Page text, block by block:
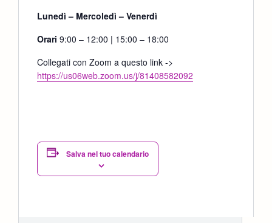
Lunedì – Mercoledì – Venerdì
Orari 9:00 – 12:00 | 15:00 – 18:00
Collegati con Zoom a questo link ->
https://us06web.zoom.us/j/81408582092
Salva nel tuo calendario